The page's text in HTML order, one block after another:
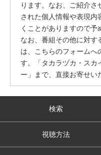
ります。なお、ご紹介
された個人情報や表現内
くことがありますので予
なお、番組その他に対す
は、こちらのフォームへ
す。「タカラヅカ・ス
ー」まで、直接お寄せい
検索
視聴方法